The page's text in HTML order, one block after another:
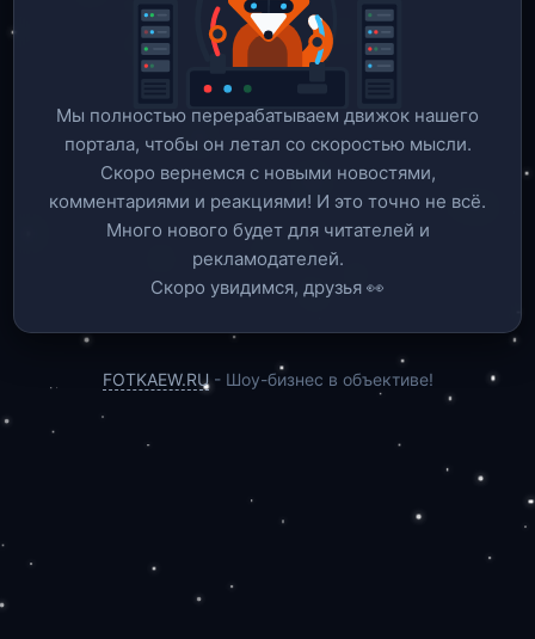
Мы полностью перерабатываем движок нашего
портала, чтобы он летал со скоростью мысли.
Скоро вернемся c новыми новостями,
комментариями и реакциями! И это точно не всё.
Много нового будет для читателей и
рекламодателей.
Скоро увидимся, друзья 👀
FOTKAEW.RU- Шоу-бизнес в объективе!